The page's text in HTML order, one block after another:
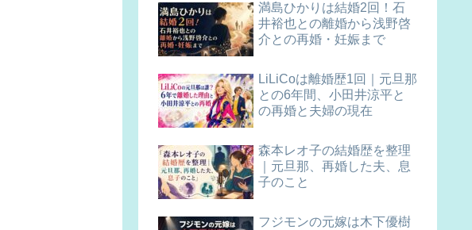
満島ひかりは結婚2回！石
井裕也との離婚から浅野啓
介との再婚・妊娠まで
LiLiCoは離婚歴1回｜元旦那
との6年間、小田井涼平と
の再婚と夫婦の現在
森本レオ子の結婚歴を整理
｜元旦那、再婚した夫、息
子のこと
フジモンの元嫁は木下優樹